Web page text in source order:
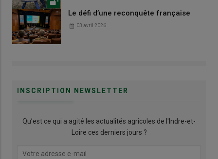
Le défi d’une reconquête française
03 avril 2026
INSCRIPTION NEWSLETTER
Qu’est ce qui a agité les actualités agricoles de l'Indre-et-
Loire ces derniers jours ?